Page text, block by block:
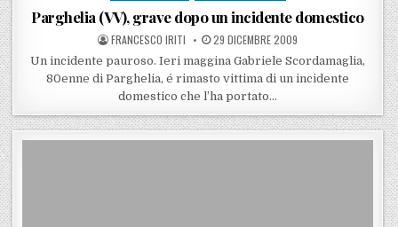
Parghelia (VV), grave dopo un incidente domestico
POSTED BY
FRANCESCO IRITI POSTED ON
29 DICEMBRE 2009
Un incidente pauroso. Ieri maggina Gabriele Scordamaglia,
80enne di Parghelia, é rimasto vittima di un incidente
domestico che l’ha portato…